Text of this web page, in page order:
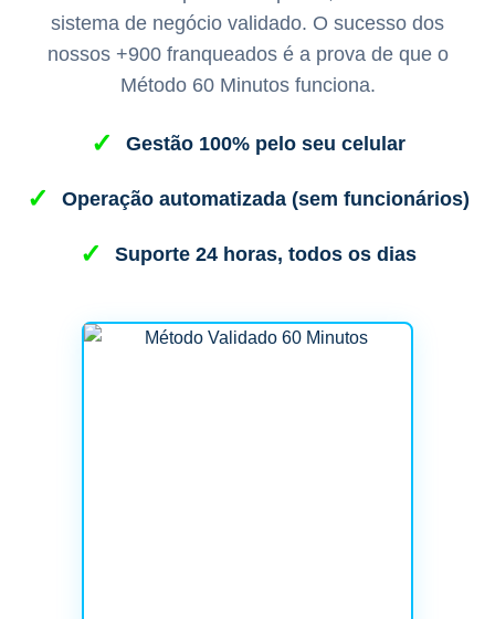
sistema de negócio validado. O sucesso dos
nossos +900 franqueados é a prova de que o
Método 60 Minutos funciona.
Gestão 100% pelo seu celular
Operação automatizada (sem funcionários)
Suporte 24 horas, todos os dias